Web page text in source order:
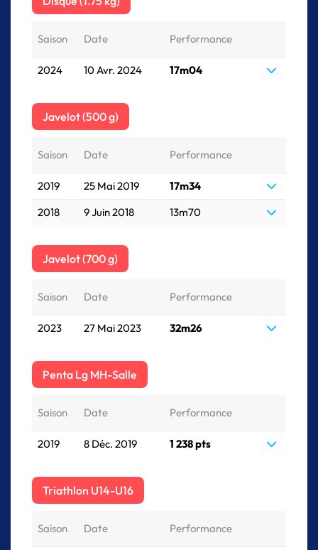
Saison Date Performance
2024 10 Avr. 2024 17m04
Javelot (500 g)
Saison Date Performance
2019 25 Mai 2019
17m34
2018
9 Juin 2018 13m70
Javelot (700 g)
Saison Date Performance
2023 27 Mai 2023 32m26
Penta Lg MH-Salle
Saison Date Performance
2019 8 Déc. 2019 1 238 pts
Triathlon U14-U16
Saison Date Performance